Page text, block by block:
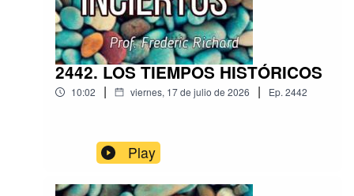
2442. LOS TIEMPOS HISTÓRICOS
10:02 | viernes, 17 de julio de 2026 | Ep. 2442
Play